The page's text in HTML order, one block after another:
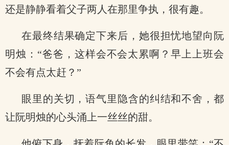
还是静静看着父子两人在那里争执，很有趣。
在最终结果确定下来后，她很担忧地望向阮
明烛：“爸爸，这样会不会太累啊？早上上班会
不会有点太赶？”
眼里的关切，语气里隐含的纠结和不舍，都
让阮明烛的心头涌上一丝丝的甜。